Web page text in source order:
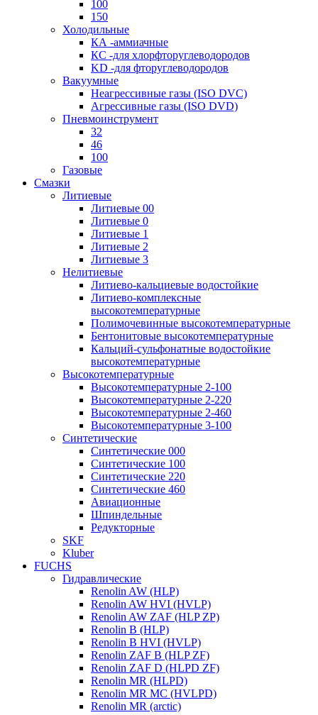
100
150
Холодильные
КА -аммиачные
КС -для хлорфторуглеводородов
KD -для фторуглеводородов
Вакуумные
Неагрессивные газы (ISO DVC)
Агрессивные газы (ISO DVD)
Пневмоинструмент
32
46
100
Газовые
Смазки
Литиевые
Литиевые 00
Литиевые 0
Литиевые 1
Литиевые 2
Литиевые 3
Нелитиевые
Литиево-кальциевые водостойкие
Литиево-комплексные
высокотемпературные
Полимочевинные высокотемпературные
Бентонитовые высокотемпературные
Кальций-сульфонатные водостойкие
высокотемпературные
Высокотемпературные
Высокотемпературные 2-100
Высокотемпературные 2-220
Высокотемпературные 2-460
Высокотемпературные 3-100
Синтетические
Синтетические 000
Синтетические 100
Синтетические 220
Синтетические 460
Авиационные
Шпиндельные
Редукторные
SKF
Kluber
FUCHS
Гидравлические
Renolin AW (HLP)
Renolin AW HVI (HVLP)
Renolin AW ZAF (HLP ZP)
Renolin B (HLP)
Renolin B HVI (HVLP)
Renolin ZAF B (HLP ZF)
Renolin ZAF D (HLPD ZF)
Renolin MR (HLPD)
Renolin MR MC (HVLPD)
Renolin MR (arctic)